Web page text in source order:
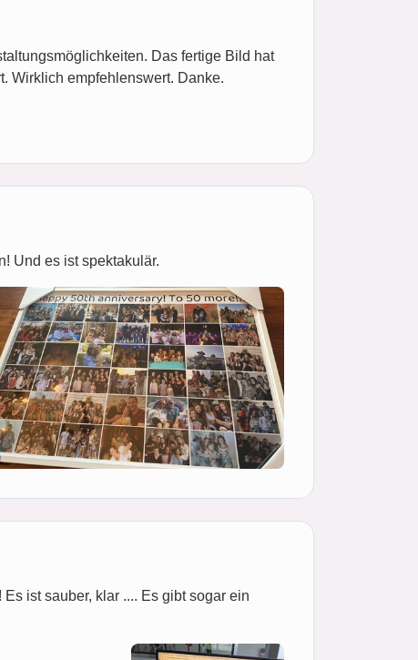
Das fertige Bild hat
Wirklich empfehlenswert. Danke.
Und es ist spektakulär.
ist sauber, klar .... Es gibt sogar ein